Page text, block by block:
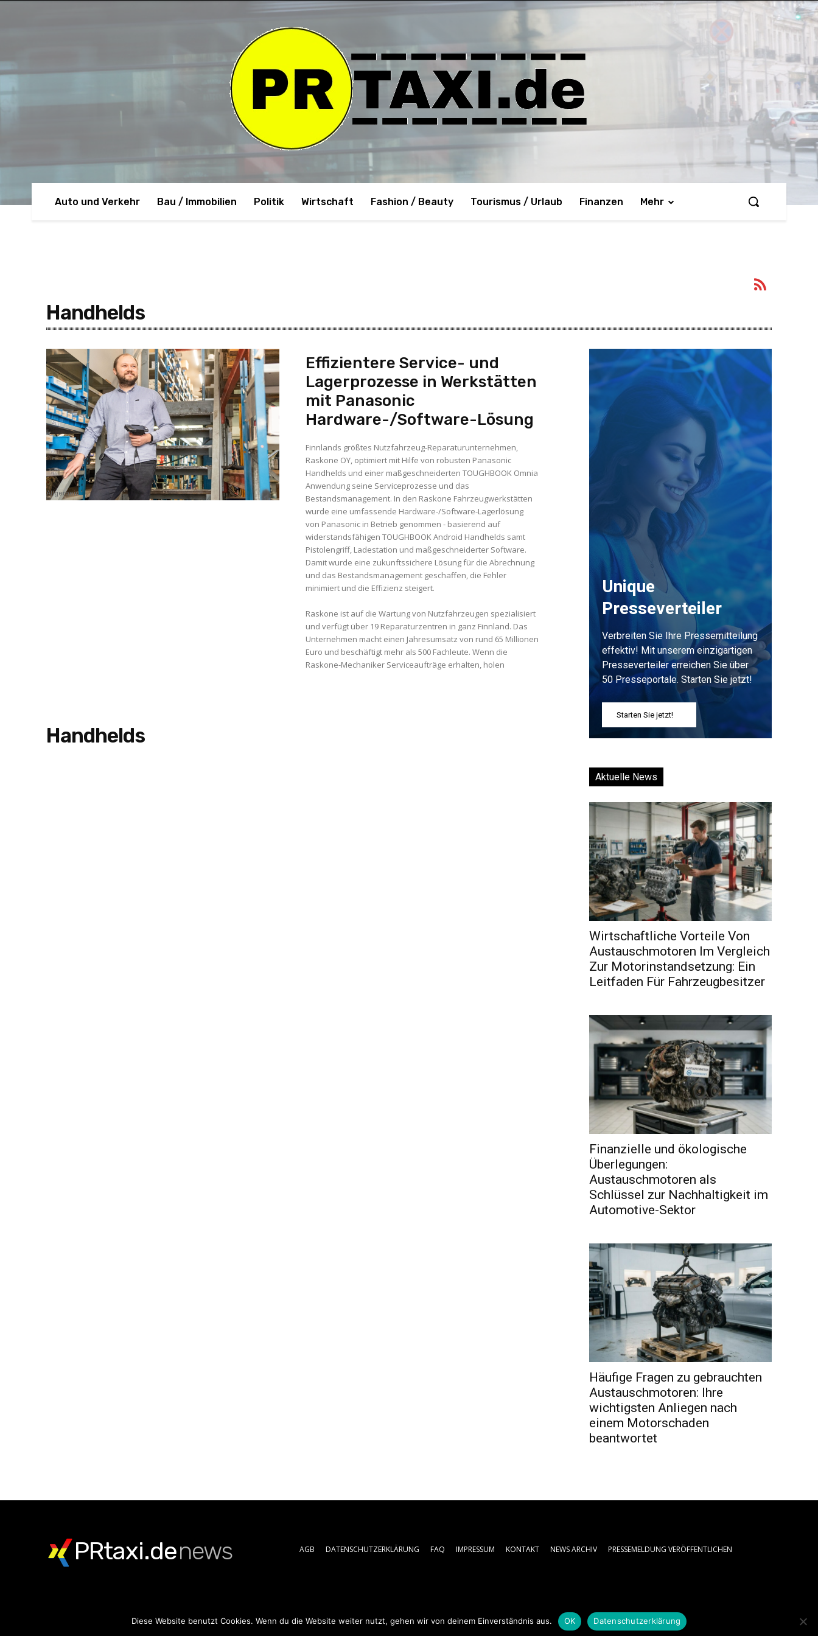
Auto und Verkehr Bau / Immobilien Politik Wirtschaft Fashion / Beauty Tourismus / Urlaub Finanzen Mehr
Handhelds
Allgemein
Effizientere Service- und
Lagerprozesse in Werkstätten
mit Panasonic
Hardware-/Software-Lösung
Finnlands größtes Nutzfahrzeug-Reparaturunternehmen,
Raskone OY, optimiert mit Hilfe von robusten Panasonic
Handhelds und einer maßgeschneiderten TOUGHBOOK Omnia
Anwendung seine Serviceprozesse und das
Bestandsmanagement. In den Raskone Fahrzeugwerkstätten
wurde eine umfassende Hardware-/Software-Lagerlösung
von Panasonic in Betrieb genommen - basierend auf
widerstandsfähigen TOUGHBOOK Android Handhelds samt
Pistolengriff, Ladestation und maßgeschneiderter Software.
Damit wurde eine zukunftssichere Lösung für die Abrechnung
und das Bestandsmanagement geschaffen, die Fehler
minimiert und die Effizienz steigert.
Raskone ist auf die Wartung von Nutzfahrzeugen spezialisiert
und verfügt über 19 Reparaturzentren in ganz Finnland. Das
Unternehmen macht einen Jahresumsatz von rund 65 Millionen
Euro und beschäftigt mehr als 500 Fachleute. Wenn die
Raskone-Mechaniker Serviceaufträge erhalten, holen
Handhelds
Unique
Presseverteiler
Verbreiten Sie Ihre Pressemitteilung
effektiv! Mit unserem einzigartigen
Presseverteiler erreichen Sie über
50 Presseportale. Starten Sie jetzt!
Starten Sie jetzt!
Aktuelle News
Wirtschaftliche Vorteile Von
Austauschmotoren Im Vergleich
Zur Motorinstandsetzung: Ein
Leitfaden Für Fahrzeugbesitzer
Finanzielle und ökologische
Überlegungen:
Austauschmotoren als
Schlüssel zur Nachhaltigkeit im
Automotive-Sektor
Häufige Fragen zu gebrauchten
Austauschmotoren: Ihre
wichtigsten Anliegen nach
einem Motorschaden
beantwortet
PRtaxi.denews AGB DATENSCHUTZERKLÄRUNG FAQ IMPRESSUM KONTAKT NEWS ARCHIV PRESSEMELDUNG VERÖFFENTLICHEN
Diese Website benutzt Cookies. Wenn du die Website weiter nutzt, gehen wir von deinem Einverständnis aus. OK Datenschutzerklärung